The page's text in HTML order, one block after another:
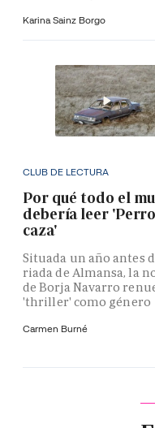
Karina Sainz Borgo
CLUB DE LECTURA
Por qué todo el
debería leer
caza'
Situada un año antes
riada de Almansa, la
de Borja Navarro
'thriller' como género
Carmen Burné